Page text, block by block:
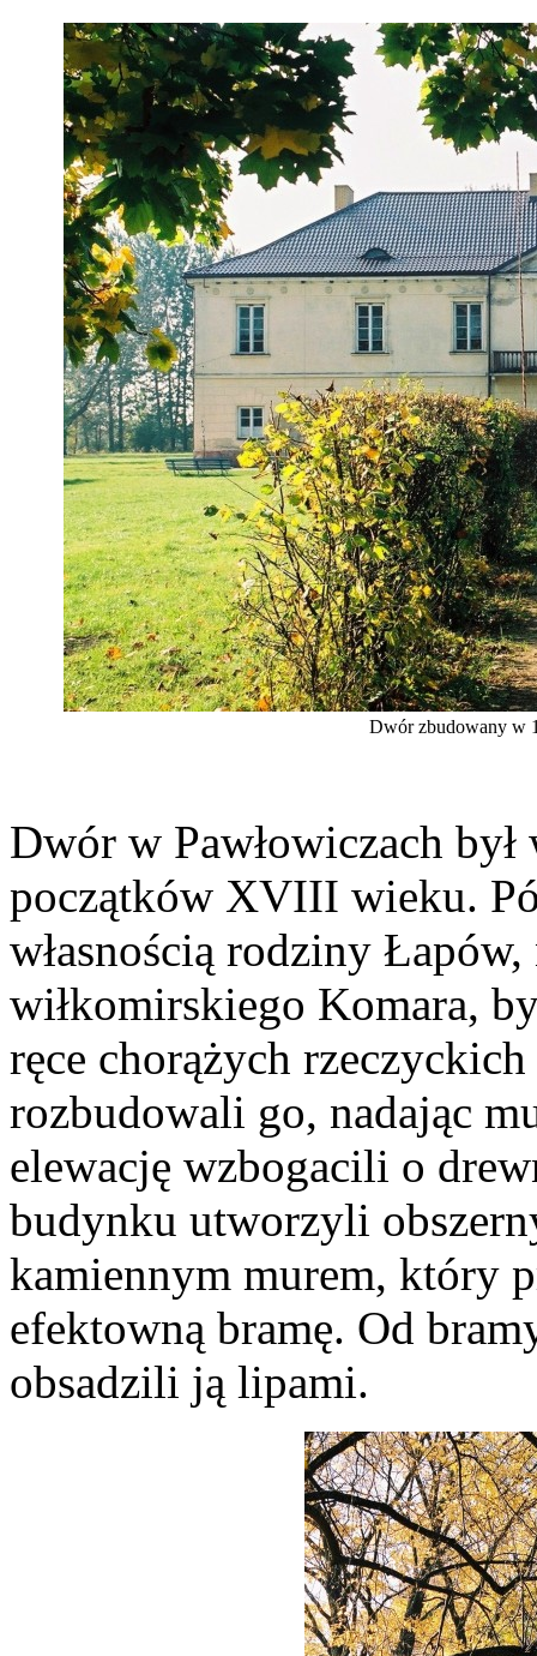
Dwór zbudowany w
Dwór w Pawłowiczach
początków XVIII wieku.
własnością rodziny
wiłkomirskiego Komara,
ręce chorążych
rozbudowali go, nadając
elewację wzbogacili o
budynku utworzyli
kamiennym murem, który
efektowną bramę. Od
obsadzili ją lipami.